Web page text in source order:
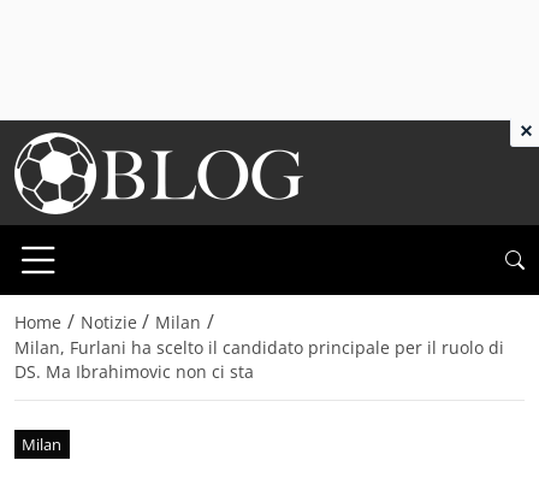
Home / Notizie / Milan /
Milan, Furlani ha scelto il candidato principale per il ruolo di
DS. Ma Ibrahimovic non ci sta
Milan
×